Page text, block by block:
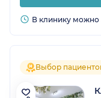
В клинику можно
Выбор